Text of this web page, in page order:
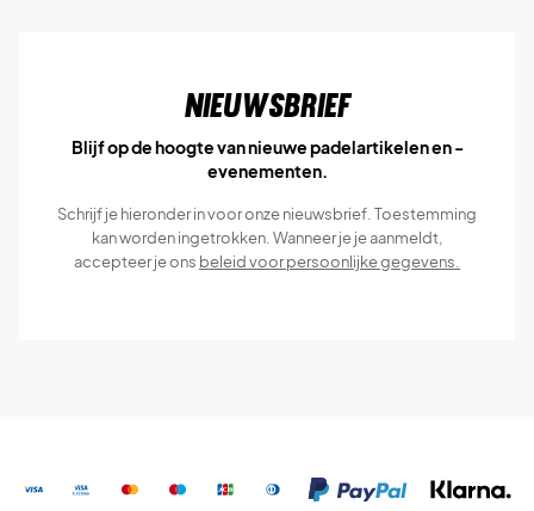
Nieuwsbrief
Blijf op de hoogte van nieuwe padelartikelen en -
evenementen.
Schrijf je hieronder in voor onze nieuwsbrief. Toestemming
kan worden ingetrokken. Wanneer je je aanmeldt,
accepteer je ons beleid voor persoonlijke gegevens.